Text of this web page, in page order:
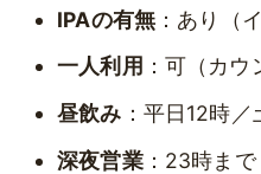
IPAの有無 ：あり（
一人利用 ：可（カウ
昼飲み ：平日12時
深夜営業：23時まで